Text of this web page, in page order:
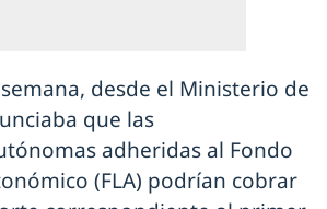
desde el Ministerio de
que las
adheridas al Fondo
(FLA) podrían cobrar